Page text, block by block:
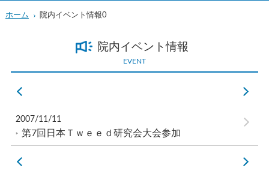
ホーム 院内イベント情報0
院内イベント情報
EVENT
2007/11/11
第7回日本Ｔｗｅｅｄ研究会大会参加